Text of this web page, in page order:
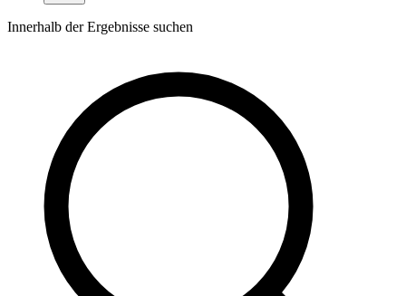
Innerhalb der Ergebnisse suchen